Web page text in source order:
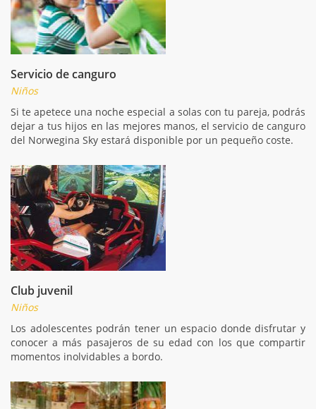
Servicio de canguro
Niños
Si te apetece una noche especial a solas con tu pareja, podrás
dejar a tus hijos en las mejores manos, el servicio de canguro
del Norwegina Sky estará disponible por un pequeño coste.
Club juvenil
Niños
Los adolescentes podrán tener un espacio donde disfrutar y
conocer a más pasajeros de su edad con los que compartir
momentos inolvidables a bordo.